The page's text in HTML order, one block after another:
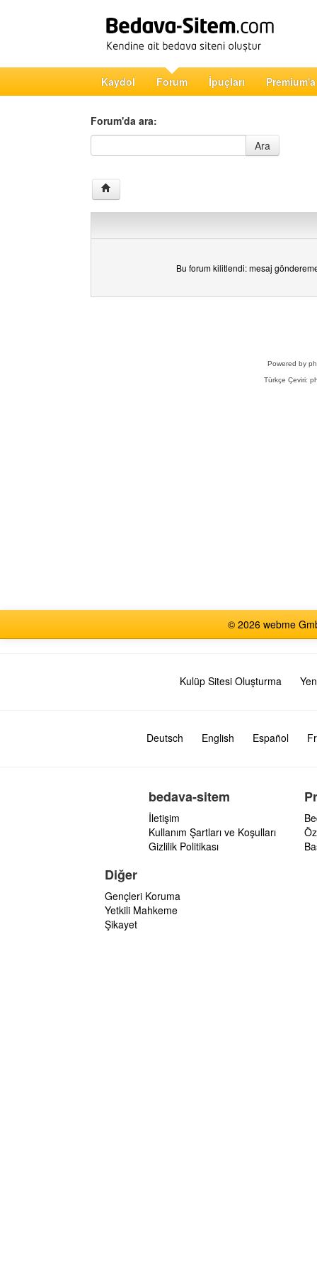
Kaydol Forum İpuçları
Forum'da ara:
Forum'da ara
Ara
Bu forum kilitlendi: mesaj
Powered by
Türkçe Çeviri:
© 2026 webme
Kulüp Sitesi Oluşturma
Deutsch English Español
bedava-sitem
İletişim
Kullanım Şartları ve Koşulları
Gizlilik Politikası
Diğer
Gençleri Koruma
Yetkili Mahkeme
Şikayet